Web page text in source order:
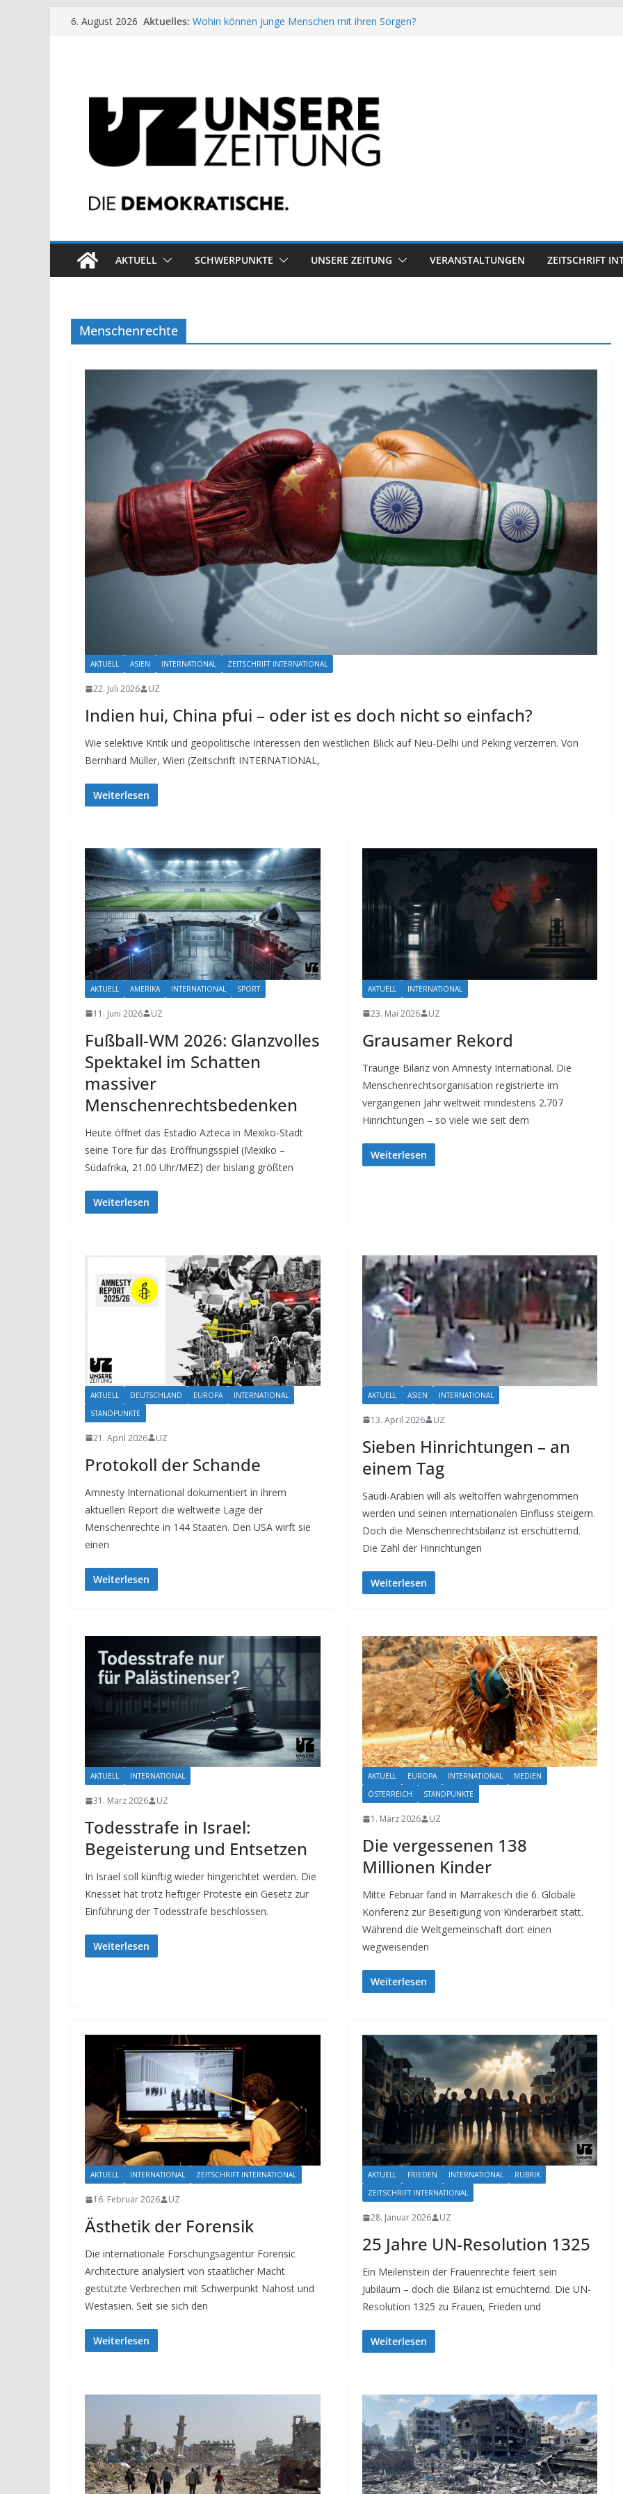
Zum6. August 2026 Aktuelles: Wohin können junge Menschen mit ihren Sorgen?
AKTUELL SCHWERPUNKTE UNSERE ZEITUNG VERANSTALTUNGEN ZEITSCHRIFT
Menschenrechte
AKTUELL ASIEN INTERNATIONAL ZEITSCHRIFT INTERNATIONAL
22. Juli 2026 UZ
Indien hui, China pfui – oder ist es doch nicht so einfach?
Wie selektive Kritik und geopolitische Interessen den westlichen Blick auf Neu-Delhi und Peking verzerren. Von
Bernhard Müller, Wien (Zeitschrift INTERNATIONAL,
Weiterlesen
AKTUELL AMERIKA INTERNATIONAL SPORT
11. Juni 2026 UZ
Fußball-WM 2026: Glanzvolles
Spektakel im Schatten
massiver
Menschenrechtsbedenken
Heute öffnet das Estadio Azteca in Mexiko-Stadt
seine Tore für das Eröffnungsspiel (Mexiko –
Südafrika, 21.00 Uhr/MEZ) der bislang größten
Weiterlesen
AKTUELL INTERNATIONAL
23. Mai 2026 UZ
Grausamer Rekord
Traurige Bilanz von Amnesty International. Die
Menschenrechtsorganisation registrierte im
vergangenen Jahr weltweit mindestens 2.707
Hinrichtungen – so viele wie seit dem
Weiterlesen
AKTUELL DEUTSCHLAND EUROPA
INTERNATIONAL
STANDPUNKTE
21. April 2026 UZ
Protokoll der Schande
Amnesty International dokumentiert in ihrem
aktuellen Report die weltweite Lage der
Menschenrechte in 144 Staaten. Den USA wirft sie
einen
Weiterlesen
AKTUELL ASIEN INTERNATIONAL
13. April 2026 UZ
Sieben Hinrichtungen – an
einem Tag
Saudi-Arabien will als weltoffen wahrgenommen
werden und seinen internationalen Einfluss steigern.
Doch die Menschenrechtsbilanz ist erschütternd.
Die Zahl der Hinrichtungen
Weiterlesen
AKTUELL INTERNATIONAL
31. März 2026 UZ
Todesstrafe in Israel:
Begeisterung und Entsetzen
In Israel soll künftig wieder hingerichtet werden. Die
Knesset hat trotz heftiger Proteste ein Gesetz zur
Einführung der Todesstrafe beschlossen.
Weiterlesen
AKTUELL EUROPA INTERNATIONAL
MEDIEN
ÖSTERREICH
STANDPUNKTE
1. März 2026 UZ
Die vergessenen 138
Millionen Kinder
Mitte Februar fand in Marrakesch die 6. Globale
Konferenz zur Beseitigung von Kinderarbeit statt.
Während die Weltgemeinschaft dort einen
wegweisenden
Weiterlesen
AKTUELL INTERNATIONAL ZEITSCHRIFT INTERNATIONAL
16. Februar 2026 UZ
Ästhetik der Forensik
Die internationale Forschungsagentur Forensic
Architecture analysiert von staatlicher Macht
gestützte Verbrechen mit Schwerpunkt Nahost und
Westasien. Seit sie sich den
Weiterlesen
AKTUELL FRIEDEN INTERNATIONAL
RUBRIK
ZEITSCHRIFT INTERNATIONAL
28. Januar 2026 UZ
25 Jahre UN-Resolution 1325
Ein Meilenstein der Frauenrechte feiert sein
Jubiläum – doch die Bilanz ist ernüchternd. Die UN-
Resolution 1325 zu Frauen, Frieden und
Weiterlesen